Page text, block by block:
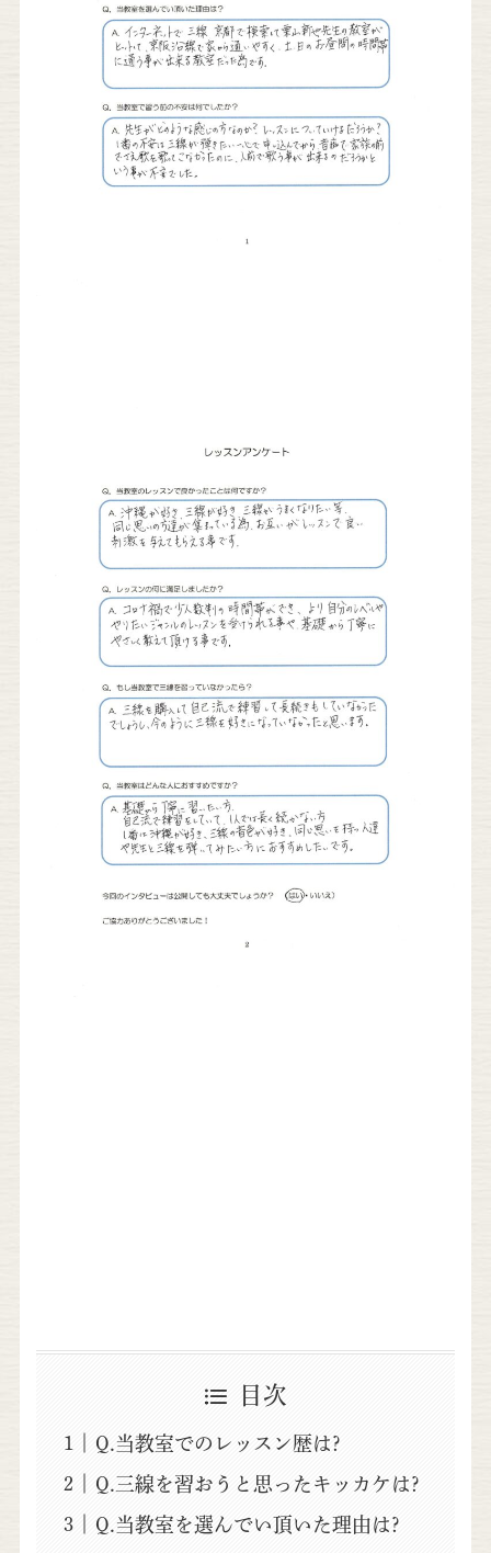
目次
Q.当教室でのレッスン歴は?
Q.三線を習おうと思ったキッカケは?
Q.当教室を選んでい頂いた理由は?